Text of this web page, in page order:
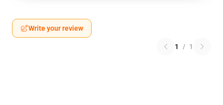
Write your review
1 / 1